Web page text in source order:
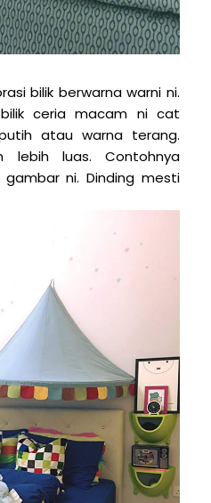
bilik berwarna warni ni.
ceria macam ni cat
atau warna terang.
lebih luas. Contohnya
ni. Dinding mesti